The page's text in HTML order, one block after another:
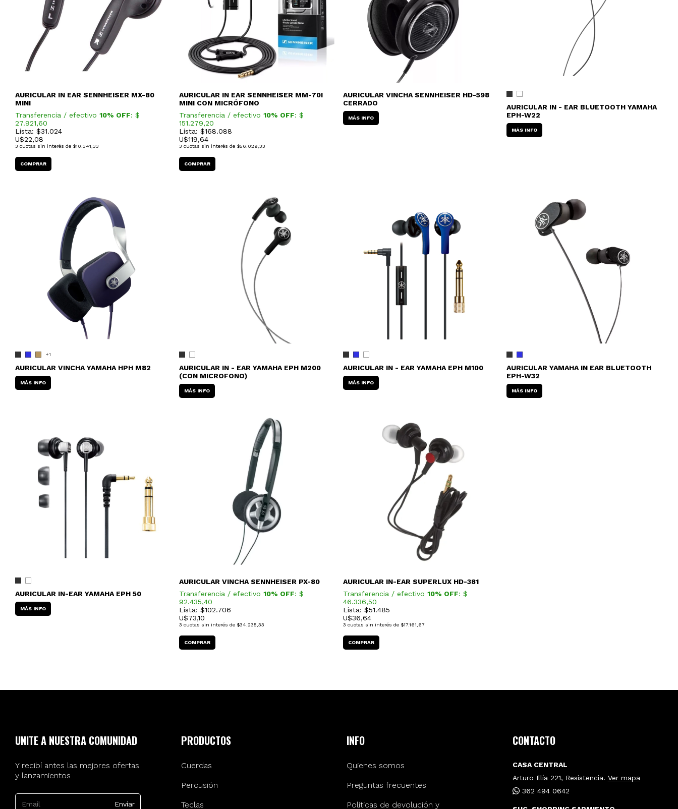
AURICULAR IN EAR SENNHEISER MX-80
MINI
Transferencia / efectivo 10% OFF: $
27.921,60
Lista: $31.024
U$22,08
3 cuotas sin interés de $10.341,33
AURICULAR IN EAR SENNHEISER MM-70I
MINI CON MICRÓFONO
Transferencia / efectivo 10% OFF: $
151.279,20
Lista: $168.088
U$119,64
3 cuotas sin interés de $56.029,33
AURICULAR VINCHA SENNHEISER HD-598
CERRADO
MÁS INFO
AURICULAR IN - EAR BLUETOOTH YAMAHA
EPH-W22
MÁS INFO
+1
AURICULAR VINCHA YAMAHA HPH M82
MÁS INFO
AURICULAR IN - EAR YAMAHA EPH M200
(CON MICROFONO)
MÁS INFO
AURICULAR IN - EAR YAMAHA EPH M100
MÁS INFO
AURICULAR YAMAHA IN EAR BLUETOOTH
EPH-W32
MÁS INFO
AURICULAR IN-EAR YAMAHA EPH 50
MÁS INFO
AURICULAR VINCHA SENNHEISER PX-80
Transferencia / efectivo 10% OFF: $
92.435,40
Lista: $102.706
U$73,10
3 cuotas sin interés de $34.235,33
AURICULAR IN-EAR SUPERLUX HD-381
Transferencia / efectivo 10% OFF: $
46.336,50
Lista: $51.485
U$36,64
3 cuotas sin interés de $17.161,67
UNITE A NUESTRA COMUNIDAD
Y recibí antes las mejores ofertas
y lanzamientos
PRODUCTOS
Cuerdas
Percusión
Teclas
INFO
Quienes somos
Preguntas frecuentes
Políticas de devolución y
CONTACTO
CASA CENTRAL
Arturo Illía 221, Resistencia. Ver mapa
362 494 0642